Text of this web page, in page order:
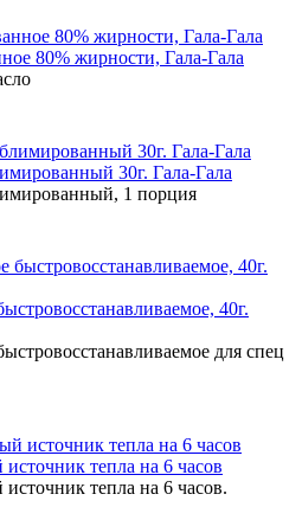
80% жирности, Гала-Гала
30г. Гала-Гала
1 порция
40г.
для спец
тепла на 6 часов
тепла на 6 часов.